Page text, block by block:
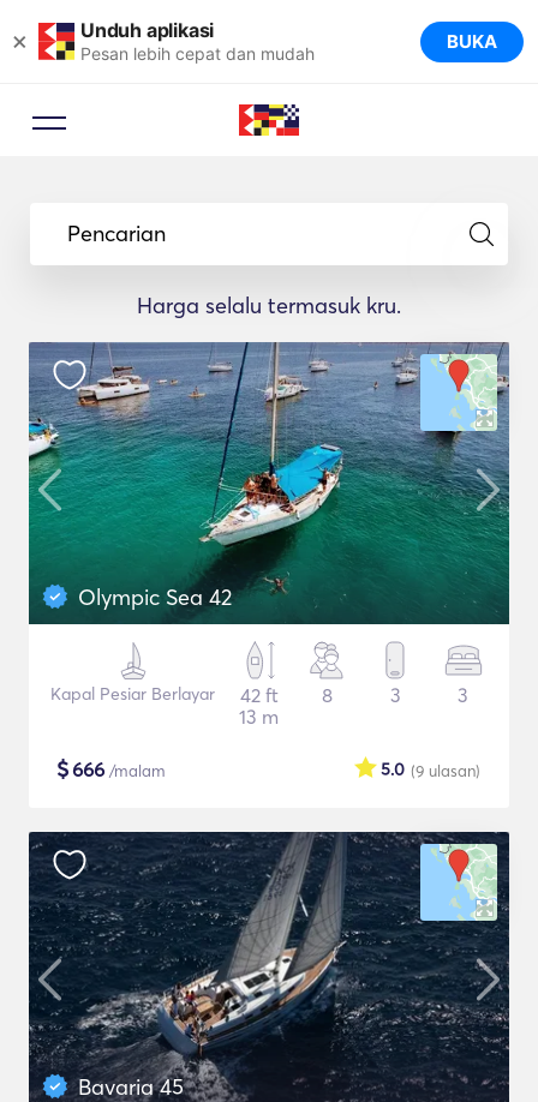
× Unduh aplikasi
Pesan lebih cepat dan mudah BUKA
Pencarian
Harga selalu termasuk kru.
Olympic Sea 42
Kapal Pesiar Berlayar
42 ft
13 m
8 3 3
$666 /malam (9 ulasan)
5.0
Bavaria 45